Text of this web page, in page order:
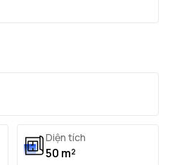
Diện tích
50 m²